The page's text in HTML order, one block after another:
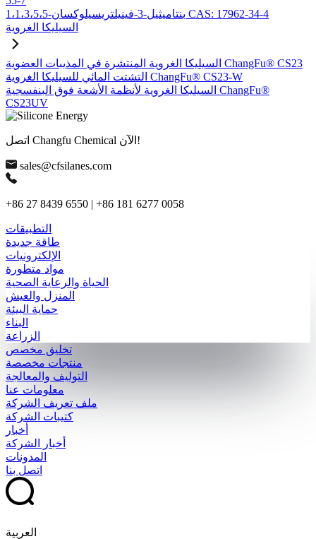
1،1،3،5،5-بنتاميثيل-3-فينيلتريسيلوكسان CAS: 17962-34-4
السيليكا الغروية
السيليكا الغروية المنتشرة في المذيبات العضوية ChangFu® CS23
التشتت المائي للسيليكا الغروية ChangFu® CS23-W
السيليكا الغروية لأنظمة الأشعة فوق البنفسجية ChangFu®
CS23UV
اتصل Changfu Chemical الآن!
sales@cfsilanes.com
+86 27 8439 6550 | +86 181 6277 0058
التطبيقات
طاقة جديدة
الإلكترونيات
مواد متطورة
الحياة والرعاية الصحية
المنزل والعيش
حماية البيئة
البناء
الزراعة
تخليق مخصص
منتجات مخصصة
التوليف والمعالجة
معلومات عنا
ملف تعريف الشركة
كتيبات الشركة
أخبار
أخبار الشركة
المدونات
اتصل بنا
العربية